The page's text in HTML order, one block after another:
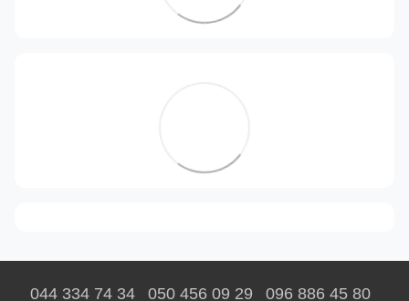
044 334 74 34 050 456 09 29 096 886 45 80